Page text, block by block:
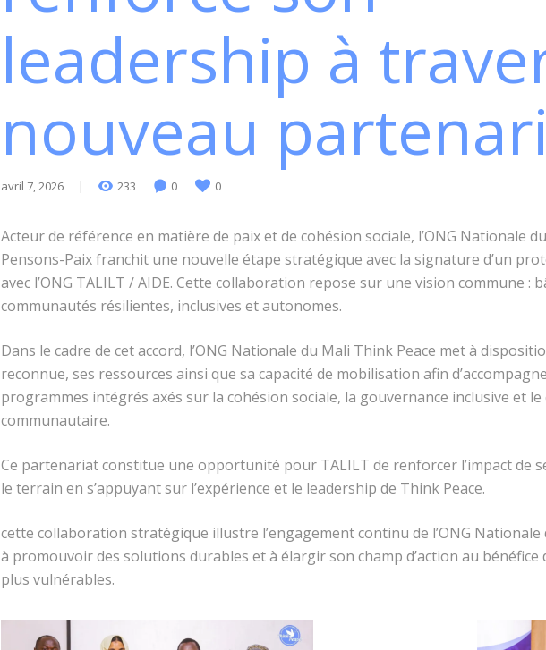
leadership à
nouveau
avril 7, 2026 233 0 0
Acteur de référence en matière de paix et de cohésion sociale, l’ONG Nationale
Pensons-Paix franchit une nouvelle étape stratégique avec la signature d’un
avec l’ONG TALILT / AIDE. Cette collaboration repose sur une vision commune :
communautés résilientes, inclusives et autonomes.
Dans le cadre de cet accord, l’ONG Nationale du Mali Think Peace met à
reconnue, ses ressources ainsi que sa capacité de mobilisation afin
programmes intégrés axés sur la cohésion sociale, la gouvernance inclusive et
communautaire.
Ce partenariat constitue une opportunité pour TALILT de renforcer l’impact de
le terrain en s’appuyant sur l’expérience et le leadership de Think Peace.
cette collaboration stratégique illustre l’engagement continu de l’ONG Nationale
à promouvoir des solutions durables et à élargir son champ d’action au bénéfice
plus vulnérables.